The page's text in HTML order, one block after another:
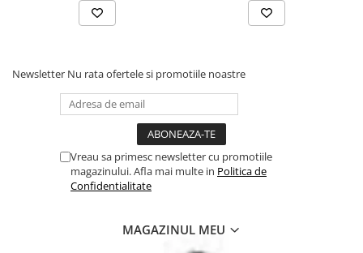
Newsletter Nu rata ofertele si promotiile noastre
Vreau sa primesc newsletter cu promotiile
magazinului. Afla mai multe in Politica de
Confidentialitate
MAGAZINUL MEU